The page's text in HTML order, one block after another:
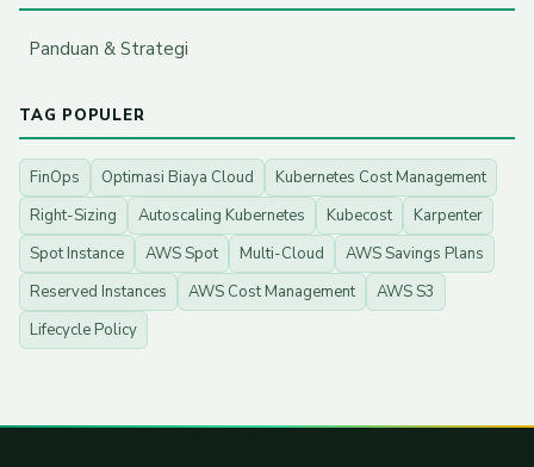
Panduan & Strategi
TAG POPULER
FinOps Optimasi Biaya Cloud
Kubernetes Cost Management
Right-Sizing
Autoscaling Kubernetes Kubecost
Karpenter
Spot Instance
AWS Spot Multi-Cloud
AWS Savings Plans
Reserved Instances
AWS Cost Management
AWS S3
Lifecycle Policy